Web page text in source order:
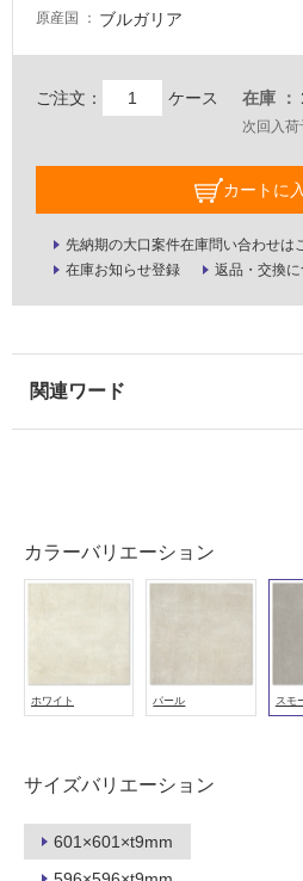
原産国 ブルガリア
ご注文： ケース 在庫
次回入荷
カートに
先納期の大口案件在庫問い合わせは
在庫お知らせ登録
返品・交換
カラーバリエーション
ホワイト パール スモ
サイズバリエーション
601×601×t9mm
て
い
壁・
壁・
壁
使
用
冷
地
用
不